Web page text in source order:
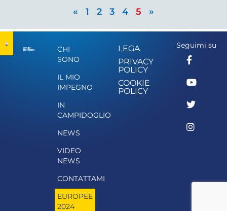
« 1 2 3 4 5 »
CHI
SONO
IL MIO
IMPEGNO
IN
CAMPIDOGLIO
NEWS
VIDEO
NEWS
CONTATTAMI
EUROPEE
2024
LEGA
PRIVACY
POLICY
COOKIE
POLICY
Seguimi su